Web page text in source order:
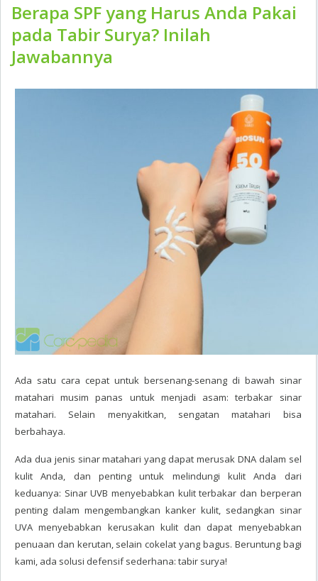
Berapa SPF yang Harus Anda Pakai
pada Tabir Surya? Inilah
Jawabannya
Ada satu cara cepat untuk bersenang-senang di bawah sinar
matahari musim panas untuk menjadi asam: terbakar sinar
matahari. Selain menyakitkan, sengatan matahari bisa
berbahaya.
Ada dua jenis sinar matahari yang dapat merusak DNA dalam sel
kulit Anda, dan penting untuk melindungi kulit Anda dari
keduanya: Sinar UVB menyebabkan kulit terbakar dan berperan
penting dalam mengembangkan kanker kulit, sedangkan sinar
UVA menyebabkan kerusakan kulit dan dapat menyebabkan
penuaan dan kerutan, selain cokelat yang bagus. Beruntung bagi
kami, ada solusi defensif sederhana: tabir surya!